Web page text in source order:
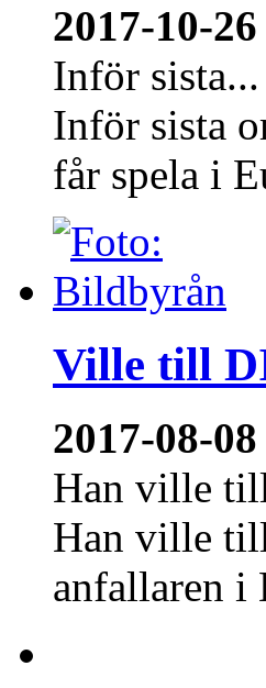
2017-10-
Inför sista...
Inför sista
får spela i
Ville till
2017-08-
Han ville
Han ville
anfallaren i